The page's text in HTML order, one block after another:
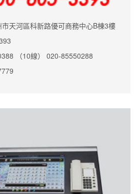
天河區科新路優可商務中心B棟3樓
（10線） 020-85550288